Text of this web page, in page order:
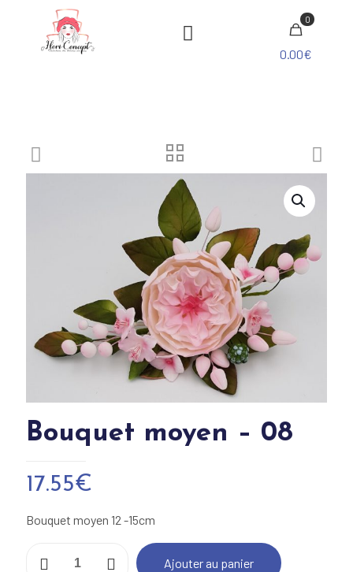
0
0.00€
Bouquet moyen – 08
17.55€
Bouquet moyen 12 -15cm
Ajouter au panier